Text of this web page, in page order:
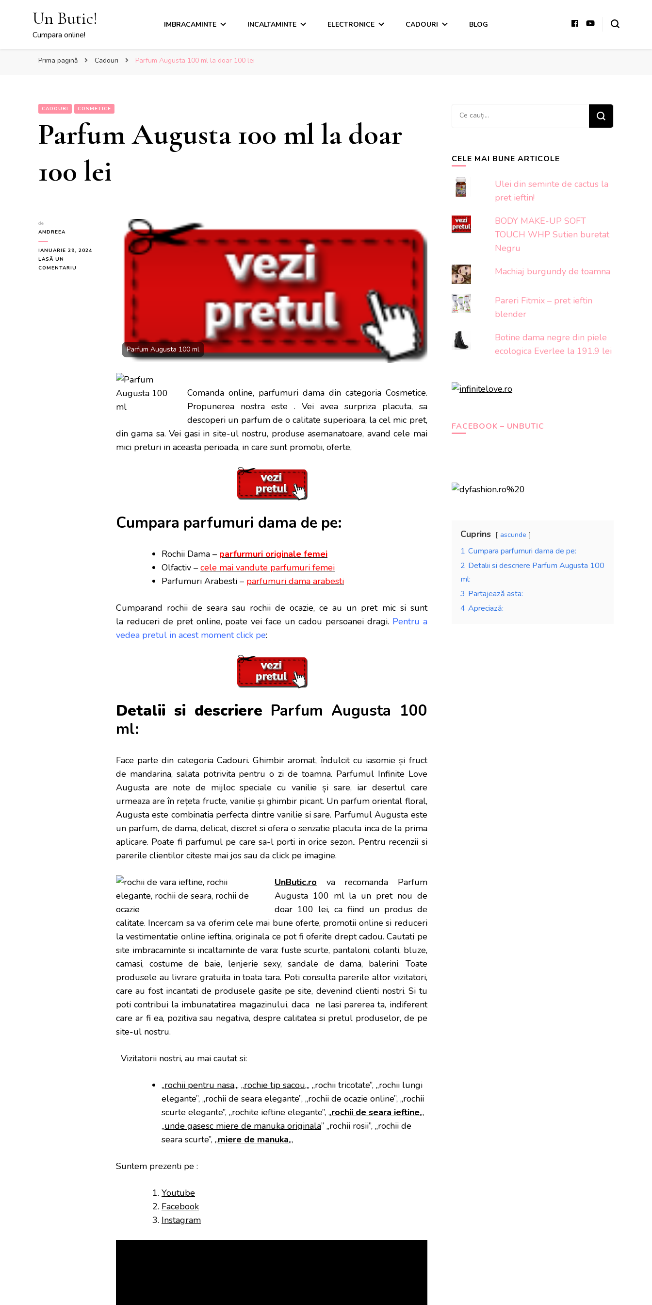
Un Butic!
Cumpara online!
IMBRACAMINTE INCALTAMINTE ELECTRONICE CADOURI BLOG
Prima pagină Cadouri Parfum Augusta 100 ml la doar 100 lei
CADOURI COSMETICE
Parfum Augusta 100 ml la doar
100 lei
de
ANDREEA
IANUARIE 29, 2024
LASĂ UN
COMENTARIU
Parfum Augusta 100 ml
Comanda online, parfumuri dama din categoria Cosmetice.
Propunerea nostra este . Vei avea surpriza placuta, sa
descoperi un parfum de o calitate superioara, la cel mic pret,
din gama sa. Vei gasi in site-ul nostru, produse asemanatoare, avand cele mai
mici preturi in aceasta perioada, in care sunt promotii, oferte,
Cumpara parfumuri dama de pe:
Rochii Dama – parfurmuri originale femei
Olfactiv – cele mai vandute parfumuri femei
Parfumuri Arabesti – parfumuri dama arabesti
Cumparand rochii de seara sau rochii de ocazie, ce au un pret mic si sunt
la reduceri de pret online, poate vei face un cadou persoanei dragi. Pentru a
vedea pretul in acest moment click pe:
Detalii si descriere Parfum Augusta 100
ml:
Face parte din categoria Cadouri. Ghimbir aromat, îndulcit cu iasomie și fruct
de mandarina, salata potrivita pentru o zi de toamna. Parfumul Infinite Love
Augusta are note de mijloc speciale cu vanilie și sare, iar desertul care
urmeaza are în rețeta fructe, vanilie și ghimbir picant. Un parfum oriental floral,
Augusta este combinatia perfecta dintre vanilie si sare. Parfumul Augusta este
un parfum, de dama, delicat, discret si ofera o senzatie placuta inca de la prima
aplicare. Poate fi parfumul pe care sa-l porti in orice sezon.. Pentru recenzii si
parerile clientilor citeste mai jos sau da click pe imagine.
UnButic.ro va recomanda Parfum
Augusta 100 ml la un pret nou de
doar 100 lei, ca fiind un produs de
calitate. Incercam sa va oferim cele mai bune oferte, promotii online si reduceri
la vestimentatie online ieftina, originala ce pot fi oferite drept cadou. Cautati pe
site imbracaminte si incaltaminte de vara: fuste scurte, pantaloni, colanti, bluze,
camasi, costume de baie, lenjerie sexy, sandale de dama, balerini. Toate
produsele au livrare gratuita in toata tara. Poti consulta parerile altor vizitatori,
care au fost incantati de produsele gasite pe site, devenind clienti nostri. Si tu
poti contribui la imbunatatirea magazinului, daca ne lasi parerea ta, indiferent
care ar fi ea, pozitiva sau negativa, despre calitatea si pretul produselor, de pe
site-ul nostru.
Vizitatorii nostri, au mai cautat si:
„rochii pentru nasa„, „rochie tip sacou„, „rochii tricotate”, „rochii lungi
elegante”, „rochii de seara elegante”, „rochii de ocazie online”, „rochii
scurte elegante”, „rochite ieftine elegante”, „rochii de seara ieftine„,
„unde gasesc miere de manuka originala” „rochii rosii”, „rochii de
seara scurte”, „miere de manuka„,
Suntem prezenti pe :
Youtube
Facebook
Instagram
Cauți
ceva?
CELE MAI BUNE ARTICOLE
Ulei din seminte de cactus la
pret ieftin!
BODY MAKE-UP SOFT
TOUCH WHP Sutien buretat
Negru
Machiaj burgundy de toamna
Pareri Fitmix – pret ieftin
blender
Botine dama negre din piele
ecologica Everlee la 191.9 lei
FACEBOOK – UNBUTIC
Cuprins ascunde
1 Cumpara parfumuri dama de pe:
2 Detalii si descriere Parfum Augusta 100
ml:
3 Partajează asta:
4 Apreciază: